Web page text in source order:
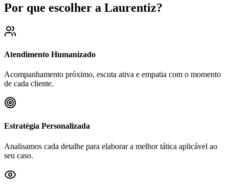
Por que escolher a Laurentiz?
Atendimento Humanizado
Acompanhamento próximo, escuta ativa e empatia com o momento
de cada cliente.
Estratégia Personalizada
Analisamos cada detalhe para elaborar a melhor tática aplicável ao
seu caso.